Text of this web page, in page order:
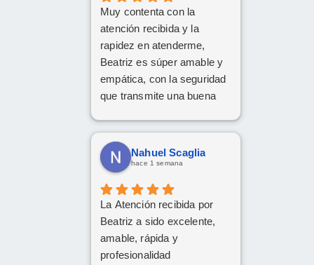
Muy contenta con la
atención recibida y la
rapidez en atenderme,
Beatriz es súper amable y
empática, con la seguridad
que transmite una buena
Gracias x todo.
Nahuel Scaglia
hace 1 semana
La Atención recibida por
Beatriz a sido excelente,
amable, rápida y
profesionalidad